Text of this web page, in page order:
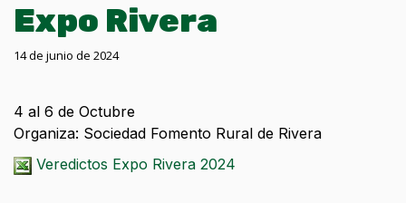
Expo Rivera
14 de junio de 2024
4 al 6 de Octubre
Organiza: Sociedad Fomento Rural de Rivera
Veredictos Expo Rivera 2024